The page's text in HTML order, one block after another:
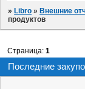
»Libro »Внешние
продуктов
Последние
Страница:1